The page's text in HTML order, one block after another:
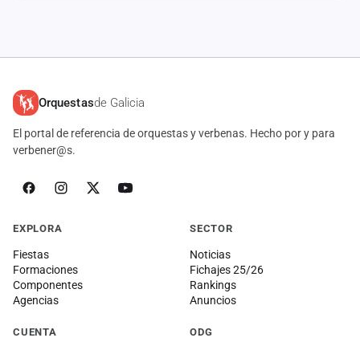
Orquestasde Galicia
El portal de referencia de orquestas y verbenas. Hecho por y para
verbener@s.
EXPLORA
Fiestas
Formaciones
Componentes
Agencias
SECTOR
Noticias
Fichajes 25/26
Rankings
Anuncios
CUENTA ODG